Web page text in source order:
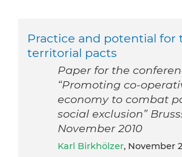
Practice and potential
territorial pacts
Paper for the
“Promoting co-
economy to combat
social exclusion”
November 2010
Karl Birkhölzer, November